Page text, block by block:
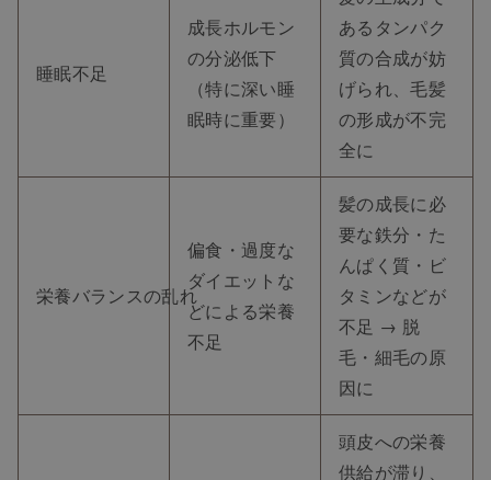
睡眠不足
成長ホルモン
の分泌低下
（特に深い睡
眠時に重要）
あるタンパク
質の合成が妨
げられ、毛髪
の形成が不完
全に
栄養バランスの乱れ
偏食・過度な
ダイエットな
どによる栄養
不足
髪の成長に必
要な鉄分・た
んぱく質・ビ
タミンなどが
不足 → 脱
毛・細毛の原
因に
頭皮への栄養
供給が滞り、